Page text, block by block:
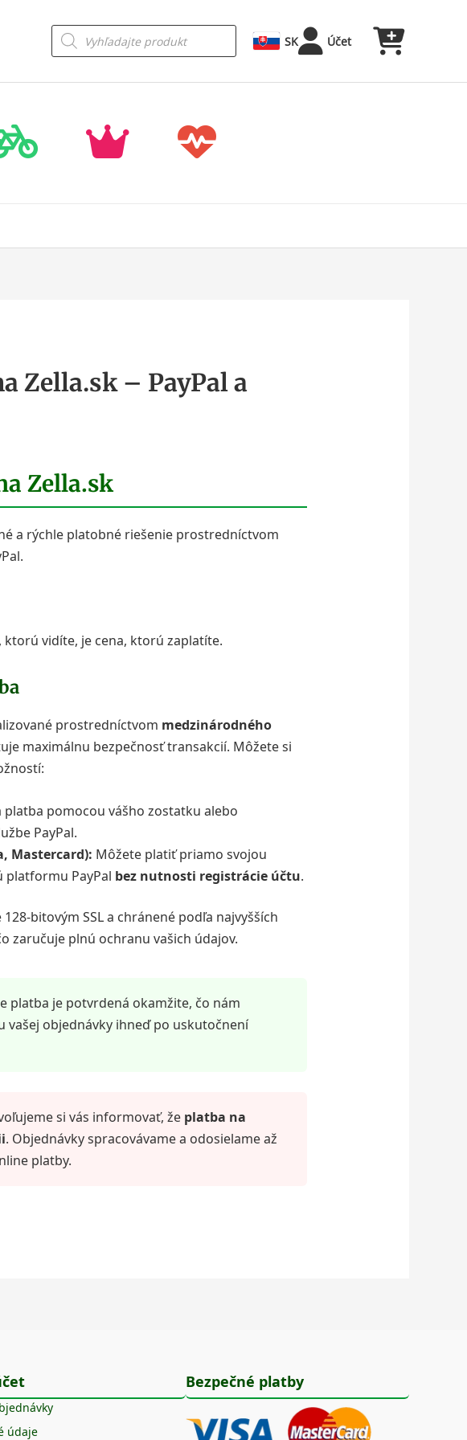
Products
search SK Účet
Zella.sk – PayPal a
Zella.sk
a rýchle platobné riešenie prostredníctvom
ktorú vidíte, je cena, ktorú zaplatíte.
prostredníctvom medzinárodného
maximálnu bezpečnosť transakcií. Môžete si
platba pomocou vášho zostatku alebo
PayPal.
Mastercard): Môžete platiť priamo svojou
platformu PayPal bez nutnosti registrácie účtu.
bitovým SSL a chránené podľa najvyšších
zaručuje plnú ochranu vašich údajov.
platba je potvrdená okamžite, čo nám
vašej objednávky ihneď po uskutočnení
si vás informovať, že platba na
. Objednávky spracovávame a odosielame až
platby.
údaje
Bezpečné platby